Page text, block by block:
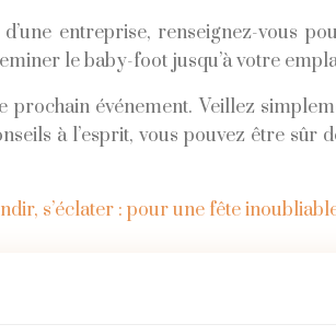
entreprise, renseignez-vous
le baby-foot jusqu’à votre
événement. Veillez
à l’esprit, vous pouvez être sûr
s’éclater : pour une fête